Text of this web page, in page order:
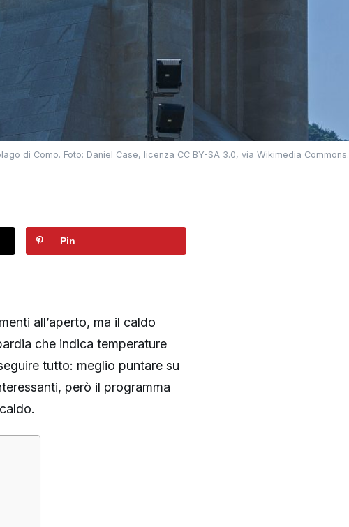
di Como. Foto: Daniel Case, licenza CC BY-SA 3.0, via Wikimedia Commons.
Pin
all’aperto, ma il caldo
che indica temperature
tutto: meglio puntare su
però il programma